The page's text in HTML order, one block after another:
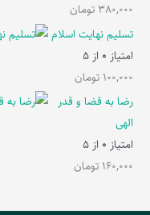
380,000 تومان
تسلیم نهایت اسلام
امتیاز 0 از 5
100,000 تومان
رضا به قضا و قدر
الهی
امتیاز 0 از 5
160,000 تومان